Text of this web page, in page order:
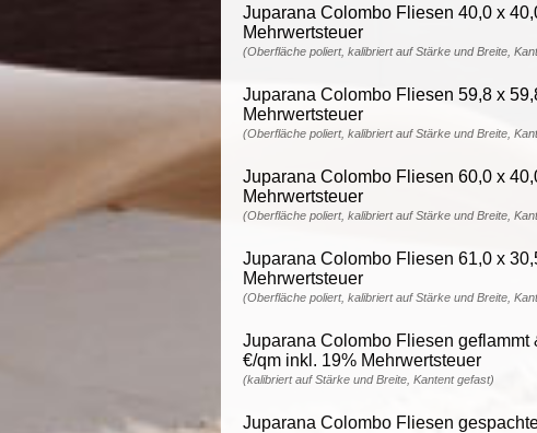
Juparana Colombo Fliesen 40,0 x
Mehrwertsteuer
(Oberfläche poliert, kalibriert auf Stärke und Breite,
Juparana Colombo Fliesen 59,8 x
Mehrwertsteuer
(Oberfläche poliert, kalibriert auf Stärke und Breite,
Juparana Colombo Fliesen 60,0 x
Mehrwertsteuer
(Oberfläche poliert, kalibriert auf Stärke und Breite,
Juparana Colombo Fliesen 61,0 x
Mehrwertsteuer
(Oberfläche poliert, kalibriert auf Stärke und Breite,
Juparana Colombo Fliesen geflammt
€/qm inkl. 19% Mehrwertsteuer
(kalibriert auf Stärke und Breite, Kantent gefast)
Juparana Colombo Fliesen